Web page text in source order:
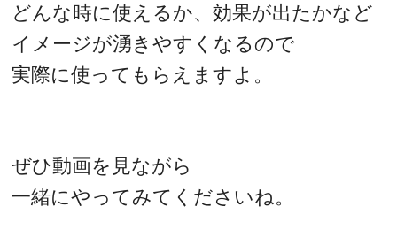
どんな時に使えるか、効果が出たかなど
イメージが湧きやすくなるので
実際に使ってもらえますよ。
ぜひ動画を見ながら
一緒にやってみてくださいね。